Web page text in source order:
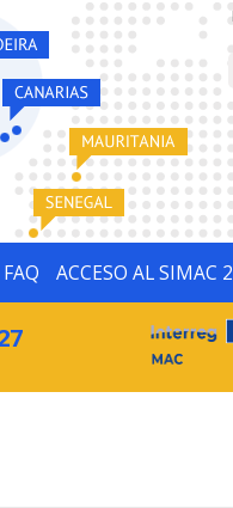
FAQ ACCESO AL SIMAC